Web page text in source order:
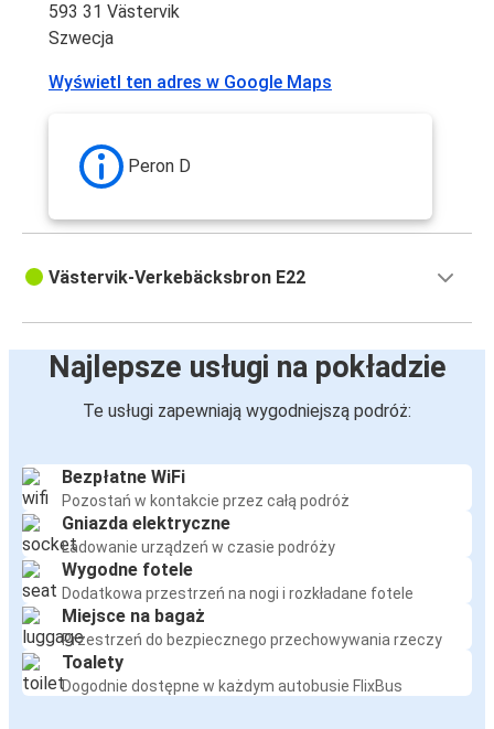
593 31 Västervik
Szwecja
Wyświetl ten adres w Google Maps
Peron D
Västervik-Verkebäcksbron E22
Najlepsze usługi na pokładzie
Te usługi zapewniają wygodniejszą podróż:
Bezpłatne WiFi
Pozostań w kontakcie przez całą podróż
Gniazda elektryczne
Ładowanie urządzeń w czasie podróży
Wygodne fotele
Dodatkowa przestrzeń na nogi i rozkładane fotele
Miejsce na bagaż
Przestrzeń do bezpiecznego przechowywania rzeczy
Toalety
Dogodnie dostępne w każdym autobusie FlixBus